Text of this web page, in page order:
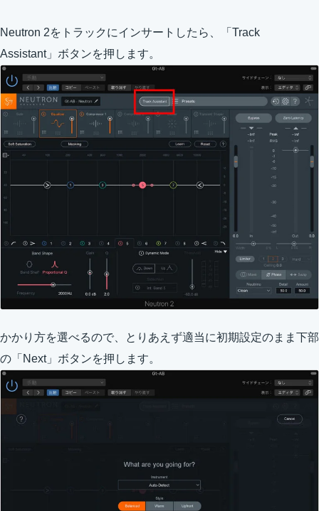
Neutron 2をトラックにインサートしたら、「Track
Assistant」ボタンを押します。
かかり方を選べるので、とりあえず適当に初期設定のまま下部
の「Next」ボタンを押します。